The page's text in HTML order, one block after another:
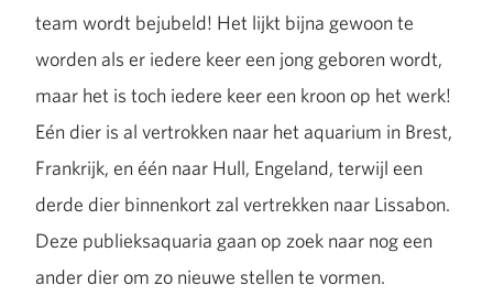
team wordt bejubeld! Het lijkt bijna gewoon te
worden als er iedere keer een jong geboren wordt,
maar het is toch iedere keer een kroon op het werk!
Eén dier is al vertrokken naar het aquarium in Brest,
Frankrijk, en één naar Hull, Engeland, terwijl een
derde dier binnenkort zal vertrekken naar Lissabon.
Deze publieksaquaria gaan op zoek naar nog een
ander dier om zo nieuwe stellen te vormen.